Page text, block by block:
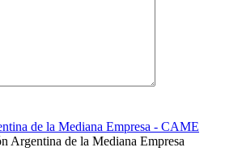
Argentina de la Mediana Empresa